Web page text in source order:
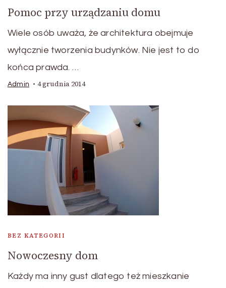
Pomoc przy urządzaniu domu
Wiele osób uważa, że architektura obejmuje
wyłącznie tworzenia budynków. Nie jest to do
końca prawda. …
Admin 4 grudnia 2014
BEZ KATEGORII
Nowoczesny dom
Każdy ma inny gust dlatego też mieszkanie